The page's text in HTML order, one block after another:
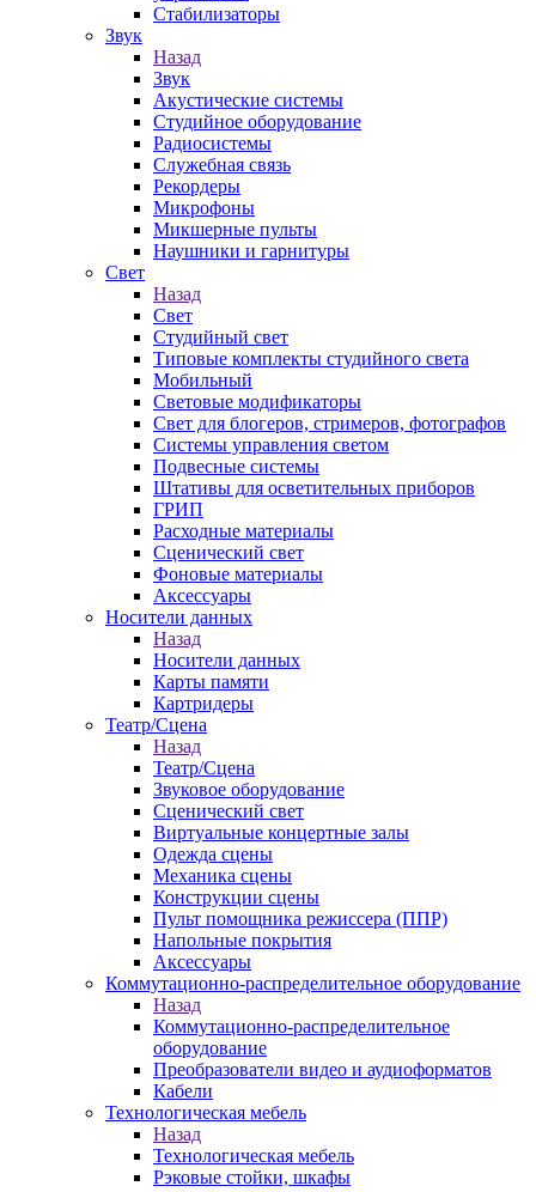
Стабилизаторы
Звук
Назад
Звук
Акустические системы
Студийное оборудование
Радиосистемы
Служебная связь
Рекордеры
Микрофоны
Микшерные пульты
Наушники и гарнитуры
Свет
Назад
Свет
Студийный свет
Типовые комплекты студийного света
Мобильный
Световые модификаторы
Свет для блогеров, стримеров, фотографов
Системы управления светом
Подвесные системы
Штативы для осветительных приборов
ГРИП
Расходные материалы
Сценический свет
Фоновые материалы
Аксессуары
Носители данных
Назад
Носители данных
Карты памяти
Картридеры
Театр/Сцена
Назад
Театр/Сцена
Звуковое оборудование
Сценический свет
Виртуальные концертные залы
Одежда сцены
Механика сцены
Конструкции сцены
Пульт помощника режиссера (ППР)
Напольные покрытия
Аксессуары
Коммутационно-распределительное оборудование
Назад
Коммутационно-распределительное
оборудование
Преобразователи видео и аудиоформатов
Кабели
Технологическая мебель
Назад
Технологическая мебель
Рэковые стойки, шкафы